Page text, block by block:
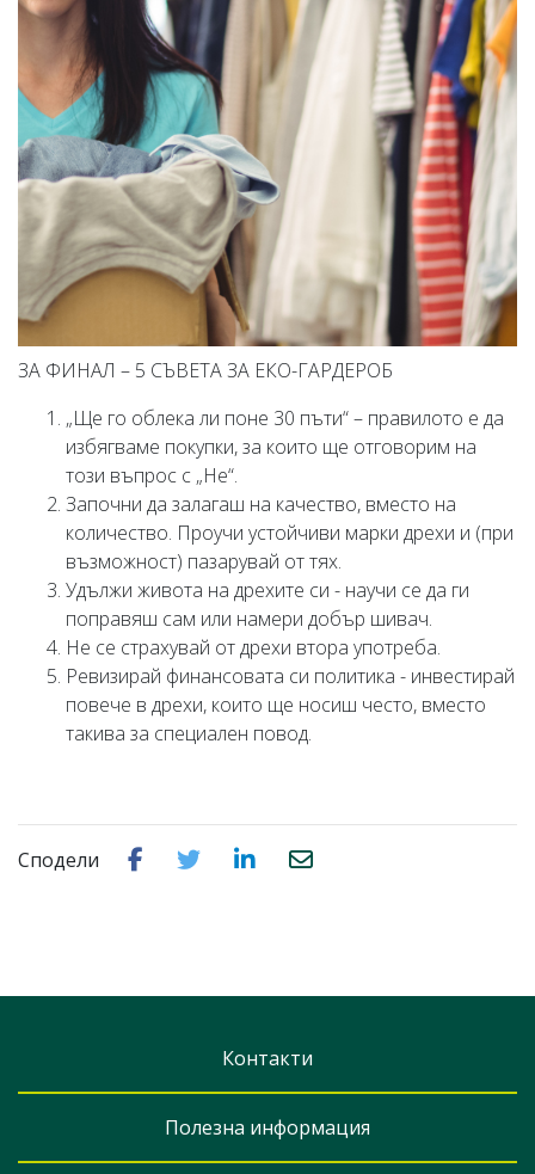
ЗА ФИНАЛ – 5 СЪВЕТА ЗА ЕКО-ГАРДЕРОБ
„Ще го облека ли поне 30 пъти“ – правилото е да
избягваме покупки, за които ще отговорим на
този въпрос с „Не“.
Започни да залагаш на качество, вместо на
количество. Проучи устойчиви марки дрехи и (при
възможност) пазарувай от тях.
Удължи живота на дрехите си - научи се да ги
поправяш сам или намери добър шивач.
Не се страхувай от дрехи втора употреба.
Ревизирай финансовата си политика - инвестирай
повече в дрехи, които ще носиш често, вместо
такива за специален повод.
Сподели
Контакти
Полезна информация